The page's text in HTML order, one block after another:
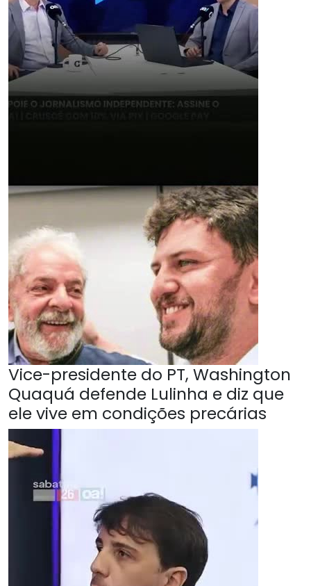
Vice-presidente do PT, Washington
Quaquá defende Lulinha e diz que
ele vive em condições precárias